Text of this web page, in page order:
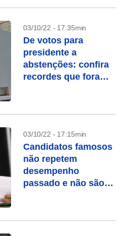
03/10/22 - 17:35min
De votos para
presidente a
abstenções: confira
recordes que foram
03/10/22 - 17:15min
Candidatos famosos
não repetem
desempenho
passado e não são